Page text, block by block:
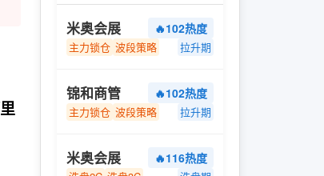
米奥会展 🔥102热度
主力锁仓 波段策略 拉升期
锦和商管 🔥102热度
主力锁仓 波段策略 拉升期
米奥会展 🔥116热度